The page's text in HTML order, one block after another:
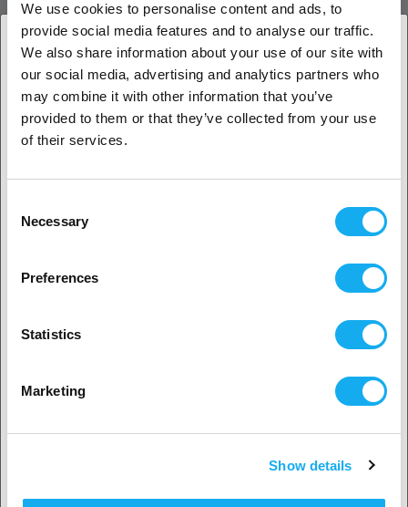
We use cookies to personalise content and ads, to
provide social media features and to analyse our traffic.
We also share information about your use of our site with
our social media, advertising and analytics partners who
may combine it with other information that you’ve
provided to them or that they’ve collected from your use
of their services.
Selection
Necessary
Preferences
Statistics
Marketing
Show details
Kraftfull skärning med precis gravering
Även om modulen är optimerad för skärprestanda levererar den
också utmärkt graveringskvalitet. Detaljerad grafik, logotyper, text
och dekorativa mönster kan graveras med skarpa konturer, vilket gör
modulen lämplig för både kreativa och kommersiella applikationer.
Kombinationen av hastighet, kraft och precision gör modulen till en
mångsidig lösning för användare som regelbundet växlar mellan
Idealisk för produktion och företag
Falcon T1 40W Diode Laser Module passar särskilt bra för verkstäder,
kundanpassade produkter. Förmågan att bearbeta material snabbare
För användare som vill maximera effektivitet och
materialbearbetningskapacitet är 40W Diode Module ett kraftfullt
uppgraderingsalternativ. Den utökar Falcon T1-plattformen med
1. Är du en företagskund eller en privatkund?
Företagskund
Privat kund